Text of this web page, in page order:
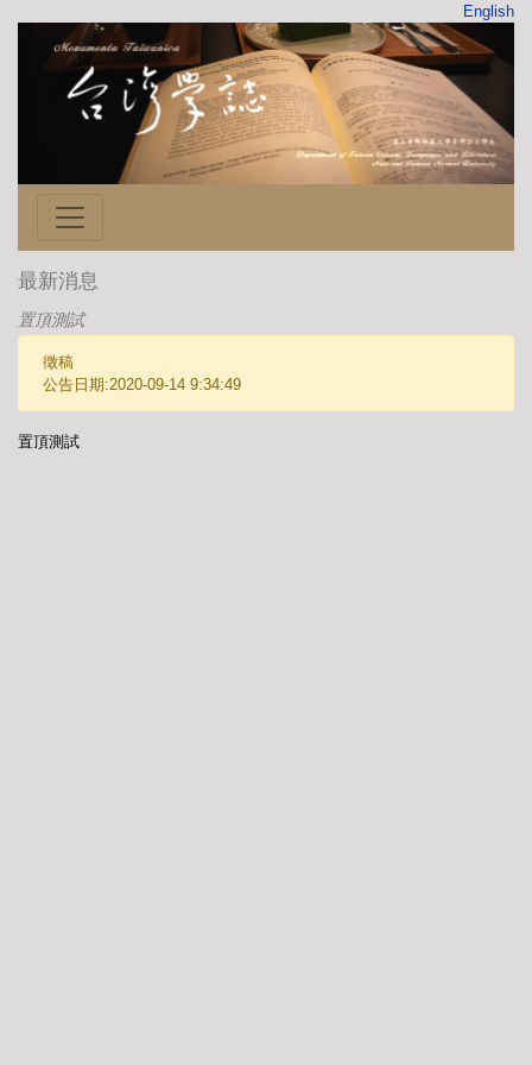
English
最新消息
置頂測試
徵稿
公告日期:2020-09-14 9:34:49
置頂測試